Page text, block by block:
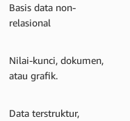
Basis data non-
relasional
Nilai-kunci, dokumen,
atau grafik.
Data terstruktur,